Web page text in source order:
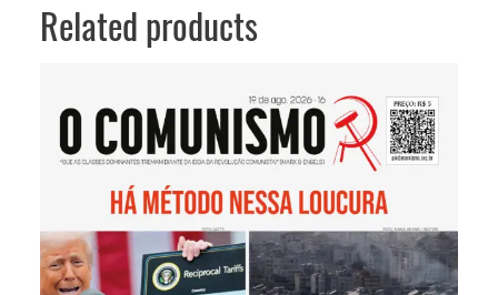
Related products